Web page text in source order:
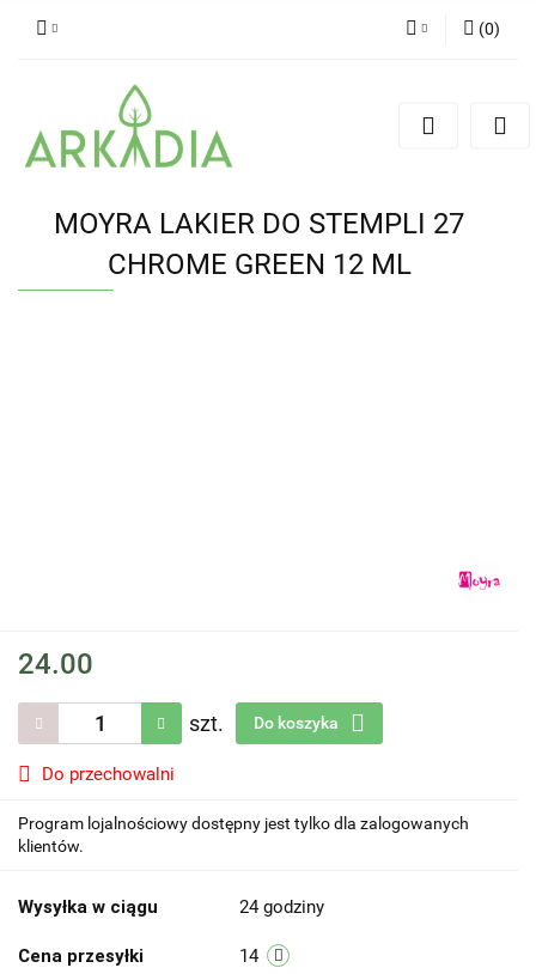
(0)
MOYRA LAKIER DO STEMPLI 27
CHROME GREEN 12 ML
24.00
szt. Do koszyka
Do przechowalni
Program lojalnościowy dostępny jest tylko dla zalogowanych
klientów.
Wysyłka w ciągu 24 godziny
Cena przesyłki 14